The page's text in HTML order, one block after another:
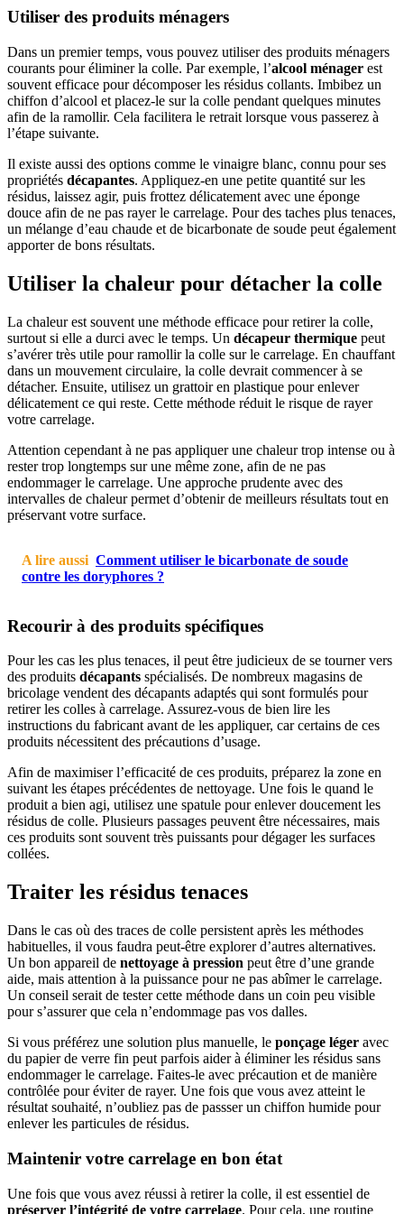
Utiliser des produits ménagers
Dans un premier temps, vous pouvez utiliser des produits ménagers
courants pour éliminer la colle. Par exemple, l’alcool ménager est
souvent efficace pour décomposer les résidus collants. Imbibez un
chiffon d’alcool et placez-le sur la colle pendant quelques minutes
afin de la ramollir. Cela facilitera le retrait lorsque vous passerez à
l’étape suivante.
Il existe aussi des options comme le vinaigre blanc, connu pour ses
propriétés décapantes. Appliquez-en une petite quantité sur les
résidus, laissez agir, puis frottez délicatement avec une éponge
douce afin de ne pas rayer le carrelage. Pour des taches plus tenaces,
un mélange d’eau chaude et de bicarbonate de soude peut également
apporter de bons résultats.
Utiliser la chaleur pour détacher la colle
La chaleur est souvent une méthode efficace pour retirer la colle,
surtout si elle a durci avec le temps. Un décapeur thermique peut
s’avérer très utile pour ramollir la colle sur le carrelage. En chauffant
dans un mouvement circulaire, la colle devrait commencer à se
détacher. Ensuite, utilisez un grattoir en plastique pour enlever
délicatement ce qui reste. Cette méthode réduit le risque de rayer
votre carrelage.
Attention cependant à ne pas appliquer une chaleur trop intense ou à
rester trop longtemps sur une même zone, afin de ne pas
endommager le carrelage. Une approche prudente avec des
intervalles de chaleur permet d’obtenir de meilleurs résultats tout en
préservant votre surface.
A lire aussi Comment utiliser le bicarbonate de soude
contre les doryphores ?
Recourir à des produits spécifiques
Pour les cas les plus tenaces, il peut être judicieux de se tourner vers
des produits décapants spécialisés. De nombreux magasins de
bricolage vendent des décapants adaptés qui sont formulés pour
retirer les colles à carrelage. Assurez-vous de bien lire les
instructions du fabricant avant de les appliquer, car certains de ces
produits nécessitent des précautions d’usage.
Afin de maximiser l’efficacité de ces produits, préparez la zone en
suivant les étapes précédentes de nettoyage. Une fois le quand le
produit a bien agi, utilisez une spatule pour enlever doucement les
résidus de colle. Plusieurs passages peuvent être nécessaires, mais
ces produits sont souvent très puissants pour dégager les surfaces
collées.
Traiter les résidus tenaces
Dans le cas où des traces de colle persistent après les méthodes
habituelles, il vous faudra peut-être explorer d’autres alternatives.
Un bon appareil de nettoyage à pression peut être d’une grande
aide, mais attention à la puissance pour ne pas abîmer le carrelage.
Un conseil serait de tester cette méthode dans un coin peu visible
pour s’assurer que cela n’endommage pas vos dalles.
Si vous préférez une solution plus manuelle, le ponçage léger avec
du papier de verre fin peut parfois aider à éliminer les résidus sans
endommager le carrelage. Faites-le avec précaution et de manière
contrôlée pour éviter de rayer. Une fois que vous avez atteint le
résultat souhaité, n’oubliez pas de passser un chiffon humide pour
enlever les particules de résidus.
Maintenir votre carrelage en bon état
Une fois que vous avez réussi à retirer la colle, il est essentiel de
préserver l’intégrité de votre carrelage. Pour cela, une routine